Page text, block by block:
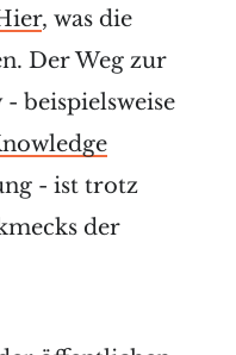
, was die
Der Weg zur
beispielsweise
- ist trotz
der